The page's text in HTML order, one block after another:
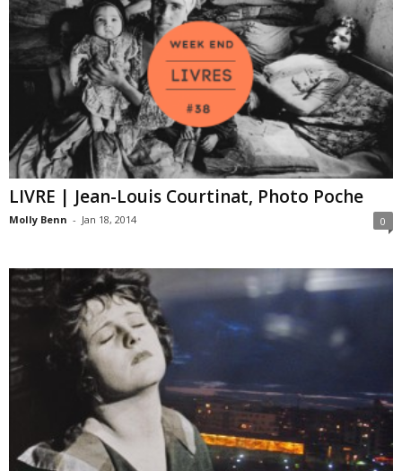
LIVRE | Jean-Louis Courtinat, Photo Poche
Molly Benn - Jan 18, 2014 0